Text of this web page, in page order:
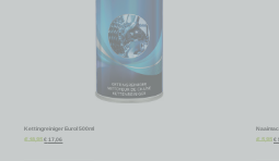
Kettingreiniger Eurol 500ml
€18,95 €17,06 5,95 €